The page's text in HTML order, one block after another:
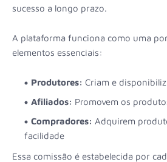
sucesso a longo prazo.
A plataforma funciona como uma
elementos essenciais:
Produtores: Criam e
Afiliados: Promovem os
Compradores: Adquirem
facilidade
Essa comissão é estabelecida por